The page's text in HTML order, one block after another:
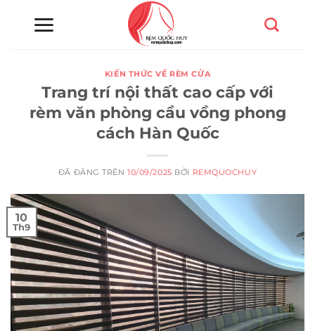
KIẾN THỨC VỀ RÈM CỬA
Trang trí nội thất cao cấp với
rèm văn phòng cầu vồng phong
cách Hàn Quốc
ĐÃ ĐĂNG TRÊN10/09/2025 BỞI REMQUOCHUY
10
Th9